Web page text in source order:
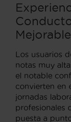
Mejorable
Los usuarios
notas muy
el notable
convierten en
jornadas
profesionales
puesta a